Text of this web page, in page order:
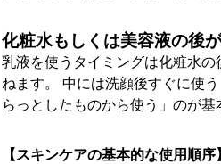
化粧水もしくは美容液の後
乳液を使うタイミングは化粧水
ねます。 中には洗顔後すぐに使
らっとしたものから使う」のが基
【スキンケアの基本的な使用順序】